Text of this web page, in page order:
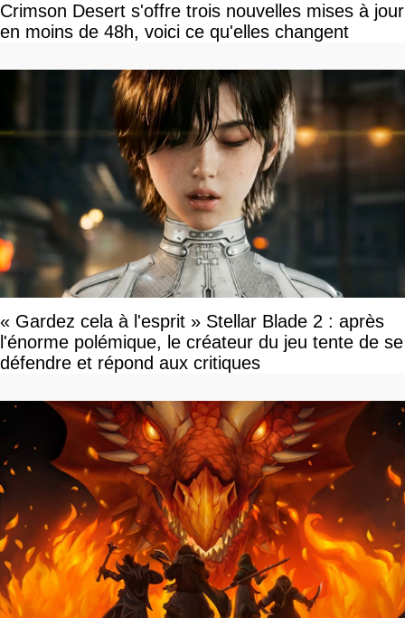
Crimson Desert s'offre trois nouvelles mises à jour
en moins de 48h, voici ce qu'elles changent
« Gardez cela à l'esprit » Stellar Blade 2 : après
l'énorme polémique, le créateur du jeu tente de se
défendre et répond aux critiques